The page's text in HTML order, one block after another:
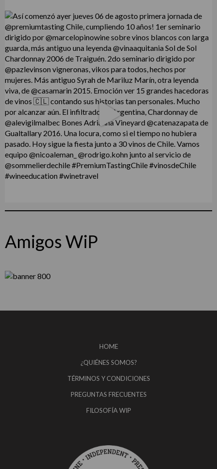
Amigos WiP
HOME
¿QUIÉNES SOMOS?
TÉRMINOS Y CONDICIONES
PREGUNTAS FRECUENTES
FILOSOFÍA WIP